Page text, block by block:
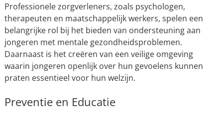
Professionele zorgverleners, zoals psychologen,
therapeuten en maatschappelijk werkers, spelen een
belangrijke rol bij het bieden van ondersteuning aan
jongeren met mentale gezondheidsproblemen.
Daarnaast is het creëren van een veilige omgeving
waarin jongeren openlijk over hun gevoelens kunnen
praten essentieel voor hun welzijn.
Preventie en Educatie